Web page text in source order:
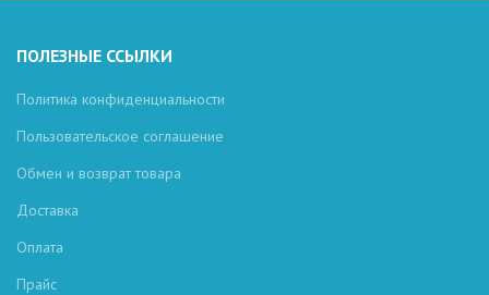
ПОЛЕЗНЫЕ ССЫЛКИ
Политика конфиденциальности
Пользовательское соглашение
Обмен и возврат товара
Доставка
Оплата
Прайс